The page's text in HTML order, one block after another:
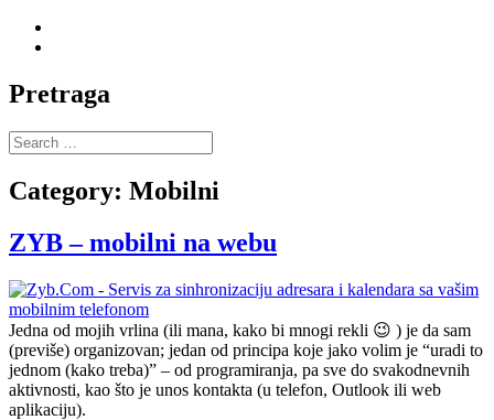
Pretraga
Search
for:
Category: Mobilni
ZYB – mobilni na webu
Jedna od mojih vrlina (ili mana, kako bi mnogi rekli 😉 ) je da sam
(previše) organizovan; jedan od principa koje jako volim je “uradi to
jednom (kako treba)” – od programiranja, pa sve do svakodnevnih
aktivnosti, kao što je unos kontakta (u telefon, Outlook ili web
aplikaciju).